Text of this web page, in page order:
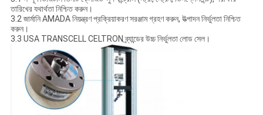
তারিখের যথার্থতা নিশ্চিত করুন।
3.2 জার্মানি AMADA নিয়ন্ত্রণ প্রক্রিয়াকরণ সরঞ্জাম গ্রহণ করুন, উত্পাদন নির্ভুলতা নিশ্চিত
করুন।
3.3 USA TRANSCELL CELTRON ব্র্যান্ডের উচ্চ নির্ভুলতা লোড সেল।